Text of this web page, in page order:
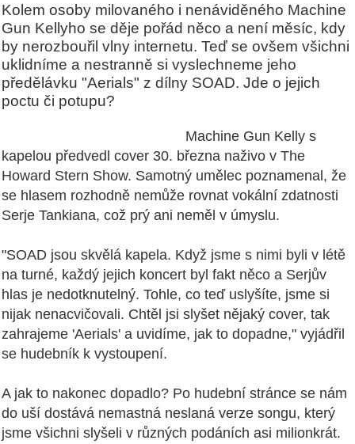
Kolem osoby milovaného i nenáviděného Machine
Gun Kellyho se děje pořád něco a není měsíc, kdy
by nerozbouřil vlny internetu. Teď se ovšem všichni
uklidníme a nestranně si vyslechneme jeho
předělávku "Aerials" z dílny SOAD. Jde o jejich
poctu či potupu?
Machine Gun Kelly s
kapelou předvedl cover 30. března naživo v The
Howard Stern Show. Samotný umělec poznamenal, že
se hlasem rozhodně nemůže rovnat vokální zdatnosti
Serje Tankiana, což prý ani neměl v úmyslu.
"SOAD jsou skvělá kapela. Když jsme s nimi byli v létě
na turné, každý jejich koncert byl fakt něco a Serjův
hlas je nedotknutelný. Tohle, co teď uslyšíte, jsme si
nijak nenacvičovali. Chtěl jsi slyšet nějaký cover, tak
zahrajeme 'Aerials' a uvidíme, jak to dopadne," vyjádřil
se hudebník k vystoupení.
A jak to nakonec dopadlo? Po hudební stránce se nám
do uší dostává nemastná neslaná verze songu, který
jsme všichni slyšeli v různých podáních asi milionkrát.